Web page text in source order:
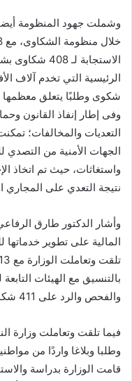
وشملت جهود المنظومة أيضا
الاستجابة لـ
شكوى وطلبًا يتعلق معظمها
وفى إطار إنفاذ القانون
التعديات والمخالفات؛
الجهات الأمنية من التصدي
نتيجة التعدي على المجاري
وأشار الدكتور طارق
المالية على تطوير
بالتنسيق مع الهيئات
والفحص والرد على 411 شكوى وطلبا منها.
وطلبا وبلاغا واردًا من